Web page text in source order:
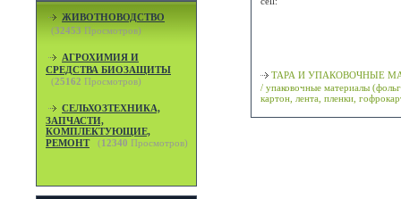
ЖИВОТНОВОДСТВО
(32453 Просмотров)
АГРОХИМИЯ И
СРЕДСТВА БИОЗАЩИТЫ
(25162 Просмотров)
СЕЛЬХОЗТЕХНИКА,
ЗАПЧАСТИ,
КОМПЛЕКТУЮЩИЕ,
РЕМОНТ
(12340 Просмотров)
ТАРА И УПАКОВОЧНЫЕ
/ упаковочные материалы
картон, лента, пленки,